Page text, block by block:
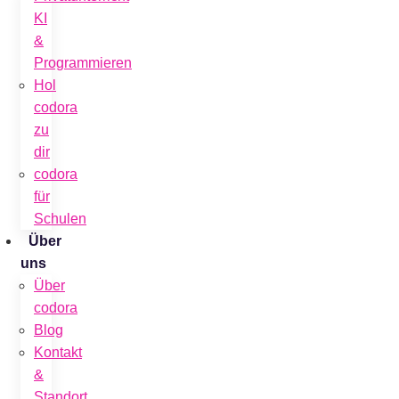
KI
&
Programmieren
Hol
codora
zu
dir
codora
für
Schulen
Über
uns
Über
codora
Blog
Kontakt
&